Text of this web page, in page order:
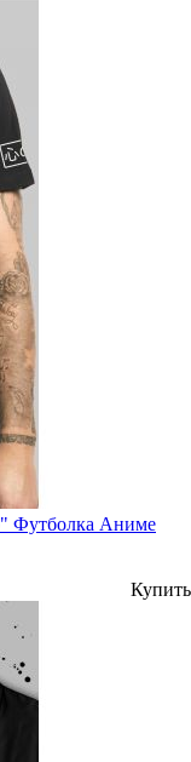
Футболка Аниме
Купить